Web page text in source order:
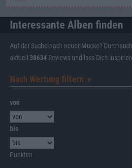
Interessante Alben finden
Auf der Suche nach neuer Mucke?
aktuell 38634 Reviews und lass Dich
Nach Wertung filtern ▼︎
von
bis
Punkten